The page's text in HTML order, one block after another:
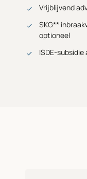
Vrijblijvend
SKG**
optioneel
ISDE-